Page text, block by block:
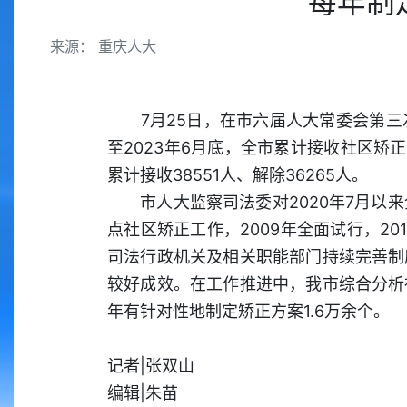
来源： 重庆人大
7月25日，在市六届人大常委会第三
至2023年6月底，全市累计接收社区矫
累计接收38551人、解除36265人。
市人大监察司法委对2020年7月以来
点社区矫正工作，2009年全面试行，
司法行政机关及相关职能部门持续完善
较好成效。在工作推进中，我市综合分
年有针对性地制定矫正方案1.6万余个。
记者|张双山
编辑|朱苗